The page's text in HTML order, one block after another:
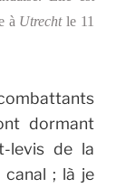
à Utrechtle 11
dormant
levis de la
canal ; là je